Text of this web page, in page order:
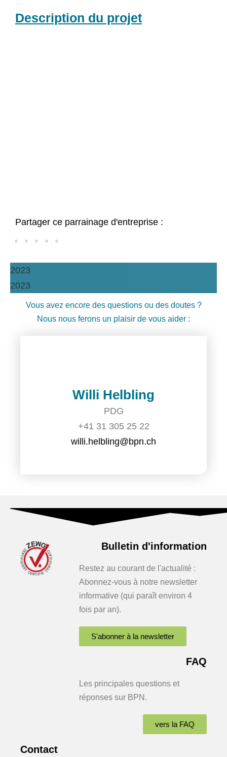
Description du projet
Partager ce parrainage d'entreprise :
2023
2023
Vous avez encore des questions ou des doutes ?
Nous nous ferons un plaisir de vous aider :
Willi Helbling
PDG
+41 31 305 25 22
willi.helbling@bpn.ch
Bulletin d'information
Restez au courant de l'actualité :
Abonnez-vous à notre newsletter
informative (qui paraît environ 4
fois par an).
S'abonner à la newsletter
FAQ
Les principales questions et
réponses sur BPN.
vers la FAQ
Contact